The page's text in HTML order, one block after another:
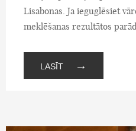
Lisabonas. Ja ieguglēsiet
meklēšanas rezultātos
LASĪT →